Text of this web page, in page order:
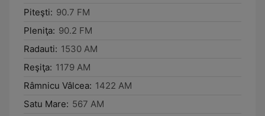
Piteşti: 90.7 FM
Pleniţa: 90.2 FM
Radauti: 1530 AM
Reşiţa: 1179 AM
Râmnicu Vâlcea: 1422 AM
Satu Mare: 567 AM